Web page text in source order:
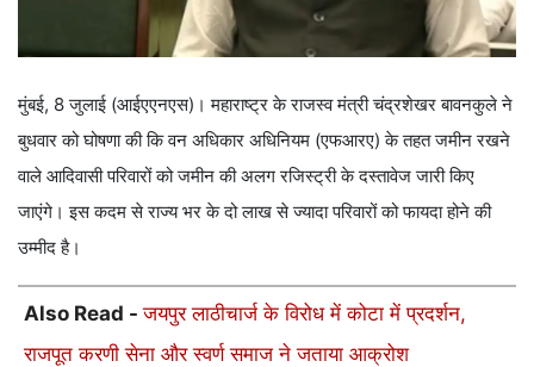
मुंबई, 8 जुलाई (आईएएनएस)। महाराष्ट्र के राजस्व मंत्री चंद्रशेखर बावनकुले ने
बुधवार को घोषणा की कि वन अधिकार अधिनियम (एफआरए) के तहत जमीन रखने
वाले आदिवासी परिवारों को जमीन की अलग रजिस्ट्री के दस्तावेज जारी किए
जाएंगे। इस कदम से राज्य भर के दो लाख से ज्यादा परिवारों को फायदा होने की
उम्मीद है।
Also Read -जयपुर लाठीचार्ज के विरोध में कोटा में प्रदर्शन,
राजपूत करणी सेना और स्वर्ण समाज ने जताया आक्रोश